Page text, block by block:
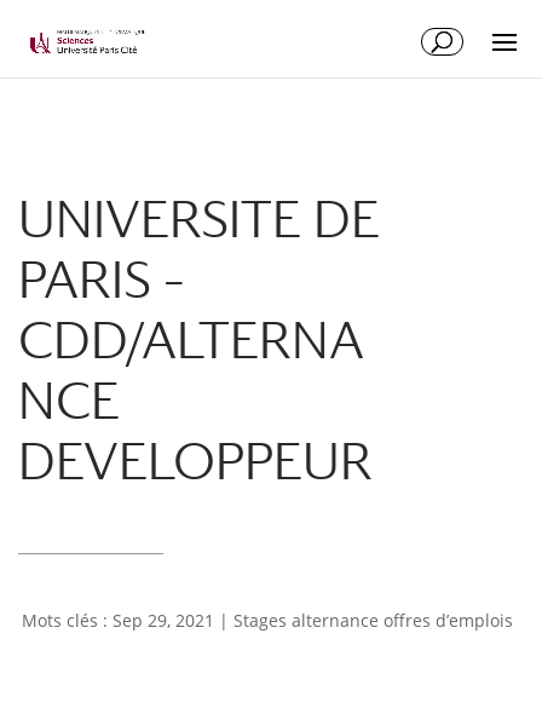
UNIVERSITE DE
PARIS –
CDD/ALTERNA
NCE
DEVELOPPEUR
Sep 29, 2021 | Stages alternance offres d’emplois